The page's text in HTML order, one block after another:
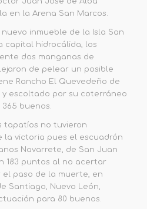
en la Arena San Marcos.
inmueble de la Isla San
capital hidrocálida, los
dos manganas de
de pelear un posible
Rancho El Quevedeño de
y escoltado por su coterráneo
buenos.
tapatíos no tuvieron
la victoria pues el escuadrón
Navarrete, de San Juan
183 puntos al no acertar
paso de la muerte, en
Santiago, Nuevo León,
para 80 buenos.